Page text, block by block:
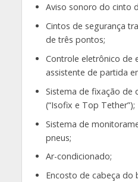
Aviso sonoro do cinto
Cintos de segurança
de três pontos;
Controle eletrônico de
assistente de partida
Sistema de fixação de
(“Isofix e Top Tether”);
Sistema de
pneus;
Ar-condicionado;
Encosto de cabeça do